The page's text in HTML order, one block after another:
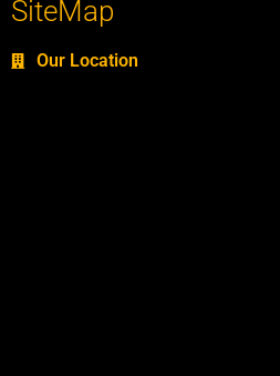
SiteMap
Our Location